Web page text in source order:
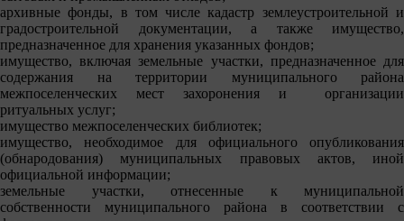
архивные фонды, в том числе кадастр землеустроительной и
градостроительной документации, а также имущество,
предназначенное для хранения указанных фондов;
имущество, включая земельные участки, предназначенное для
содержания на территории муниципального района
межпоселенческих мест захоронения и организации
ритуальных услуг;
имущество межпоселенческих библиотек;
имущество, необходимое для официального опубликования
(обнародования) муниципальных правовых актов, иной
официальной информации;
земельные участки, отнесенные к муниципальной
собственности муниципального района в соответствии с